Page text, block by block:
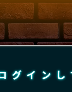
基本の遊び方
遊べる楽曲 ゆ
プレ
一覧 ライバル
大会開催
CHART
グインし